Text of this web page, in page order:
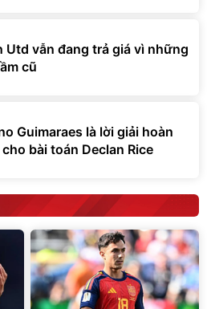
Utd vẫn đang trả giá vì những
cũ
Guimaraes là lời giải hoàn
bài toán Declan Rice